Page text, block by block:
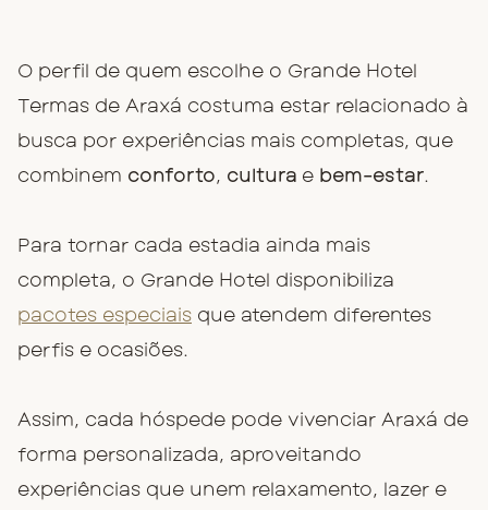
O perfil de quem escolhe o Grande Hotel
Termas de Araxá costuma estar relacionado à
busca por experiências mais completas, que
combinem conforto, cultura e bem-estar.
Para tornar cada estadia ainda mais
completa, o Grande Hotel disponibiliza
pacotes especiais que atendem diferentes
perfis e ocasiões.
Assim, cada hóspede pode vivenciar Araxá de
forma personalizada, aproveitando
experiências que unem relaxamento, lazer e